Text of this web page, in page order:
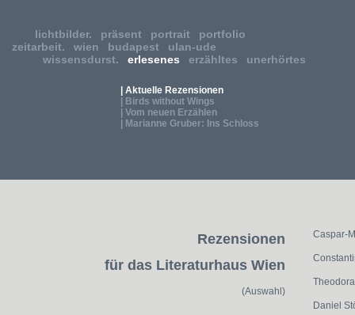
Rezensionen
für das Literaturhaus Wien
(Auswahl)
Caspar-
Daniel
lichtbilder. präsent portrait
portfolio
zeitarbeit.
wien budapest
ulan-ude
wissensdurst.
erlesenes erzähltes unerhörtes
| Aktuelle Rezensionen
| Birds without Wings
| Vom neuen Erzählen
| Marianne Gruber: Ins Schloss